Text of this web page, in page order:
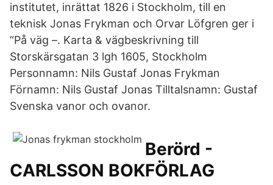
institutet, inrättat 1826 i Stockholm, till en
teknisk Jonas Frykman och Orvar Löfgren ger i
“På väg –. Karta & vägbeskrivning till
Storskärsgatan 3 lgh 1605, Stockholm
Personnamn: Nils Gustaf Jonas Frykman
Förnamn: Nils Gustaf Jonas Tilltalsnamn: Gustaf
Svenska vanor och ovanor.
Berörd -
CARLSSON BOKFÖRLAG